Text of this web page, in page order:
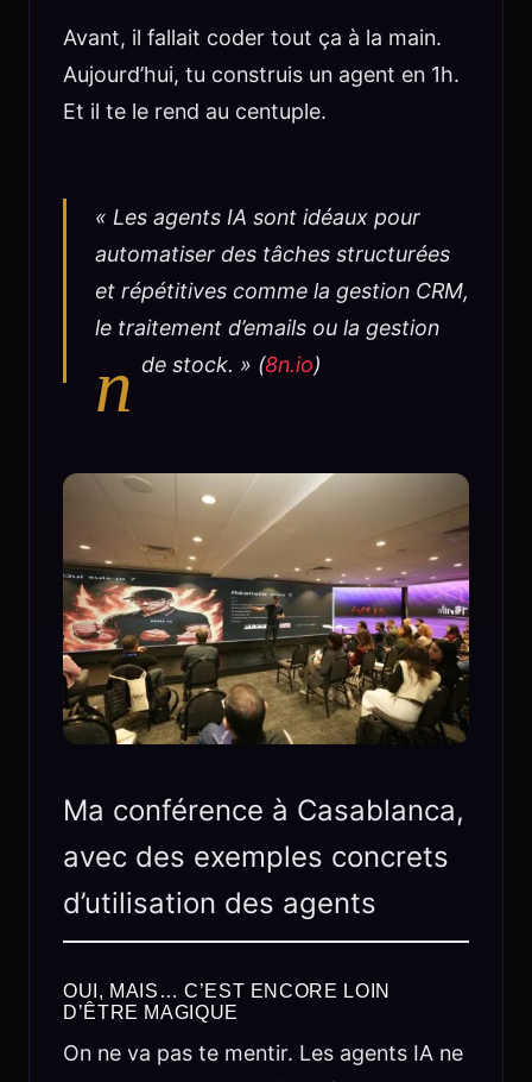
Avant, il fallait coder tout ça à la main.
Aujourd’hui, tu construis un agent en 1h.
Et il te le rend au centuple.
« Les agents IA sont idéaux pour
automatiser des tâches structurées
et répétitives comme la gestion CRM,
le traitement d’emails ou la gestion
de stock. » (
n 8n.io)
Ma conférence à Casablanca,
avec des exemples concrets
d’utilisation des agents
OUI, MAIS… C’EST ENCORE LOIN
D’ÊTRE MAGIQUE
On ne va pas te mentir. Les agents IA ne